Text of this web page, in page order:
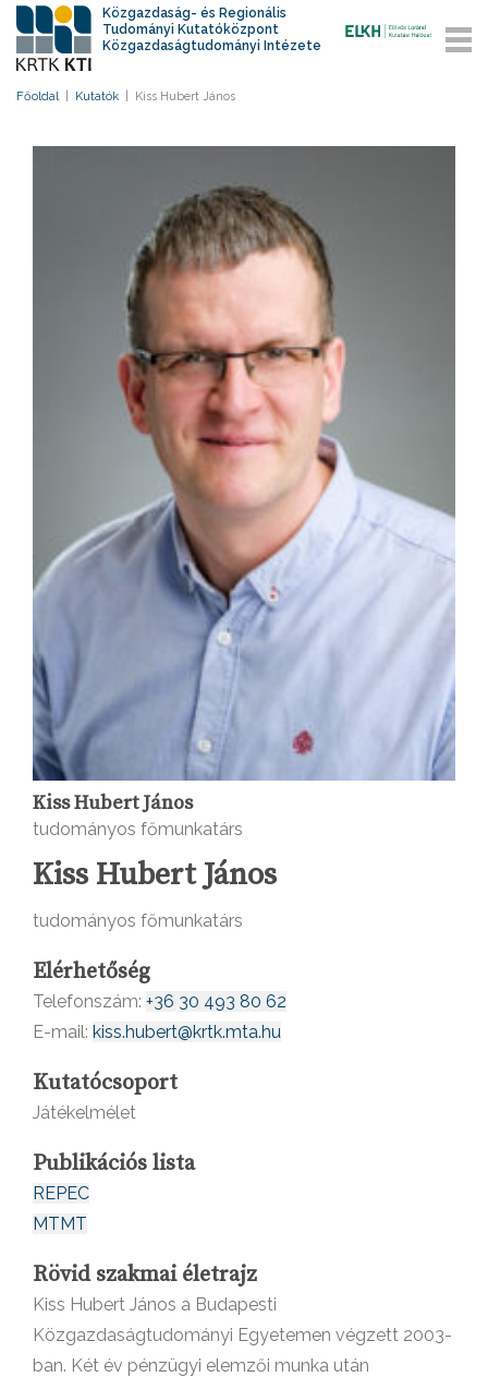
Közgazdaság- és Regionális
Tudományi Kutatóközpont
Közgazdaságtudományi Intézete
Főoldal Kutatók Kiss Hubert János
Kiss Hubert János
tudományos főmunkatárs
Kiss Hubert János
tudományos főmunkatárs
Elérhetőség
Telefonszám: +36 30 493 80 62
E-mail: kiss.hubert@krtk.mta.hu
Kutatócsoport
Játékelmélet
Publikációs lista
REPEC
MTMT
Rövid szakmai életrajz
Kiss Hubert János a Budapesti
Közgazdaságtudományi Egyetemen végzett 2003-
ban. Két év pénzügyi elemzői munka után